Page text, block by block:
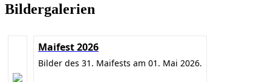
Bildergalerien
Maifest 2026
Bilder des 31. Maifests am 01. Mai 2026.